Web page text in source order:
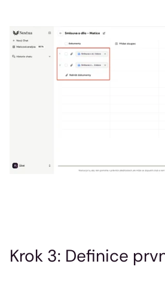
Krok 3: Definice